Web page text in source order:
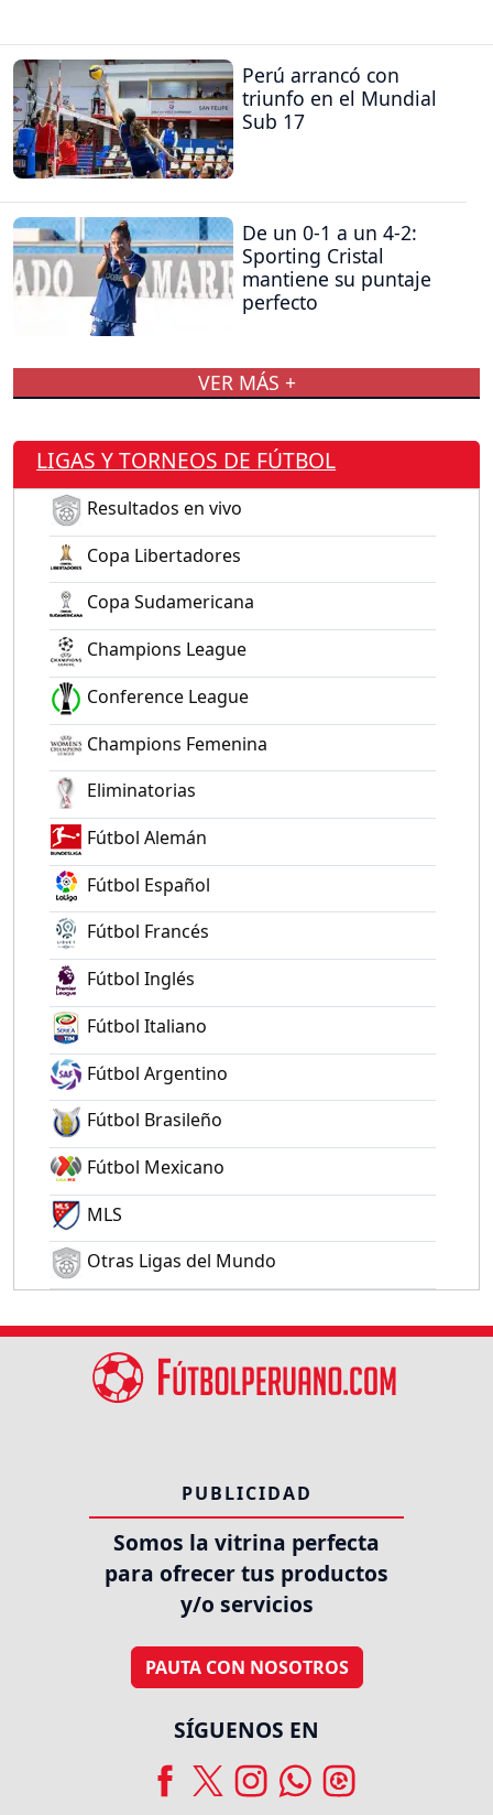
Perú arrancó con
triunfo en el Mundial
Sub 17
De un 0-1 a un 4-2:
Sporting Cristal
mantiene su puntaje
perfecto
VER MÁS +
LIGAS Y TORNEOS DE FÚTBOL
Resultados en vivo
Copa Libertadores
Copa Sudamericana
Champions League
Conference League
Champions Femenina
Eliminatorias
Fútbol Alemán
Fútbol Español
Fútbol Francés
Fútbol Inglés
Fútbol Italiano
Fútbol Argentino
Fútbol Brasileño
Fútbol Mexicano
MLS
Otras Ligas del Mundo
PUBLICIDAD
Somos la vitrina perfecta
para ofrecer tus productos
y/o servicios
PAUTA CON NOSOTROS
SÍGUENOS EN